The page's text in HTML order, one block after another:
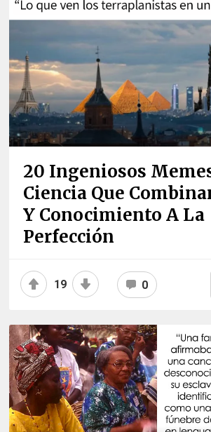
20 Ingeniosos
Ciencia Que
Y Conocimiento A La
Perfección
19 0